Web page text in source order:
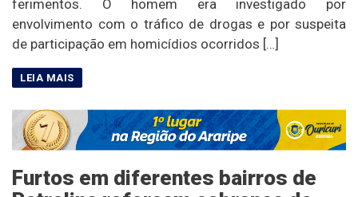
ferimentos. O homem era investigado por
envolvimento com o tráfico de drogas e por suspeita
de participação em homicídios ocorridos […]
Furtos em diferentes bairros de